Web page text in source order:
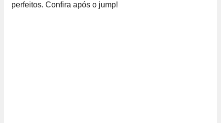
perfeitos. Confira após o jump!